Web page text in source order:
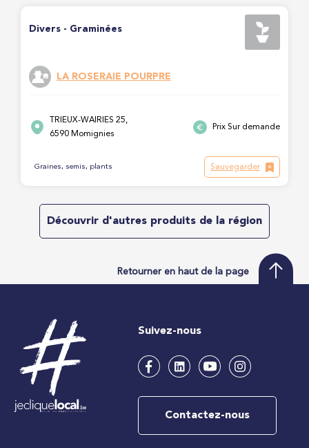
Divers - Graminées
LA ROSERAIE POURPRE
TRIEUX-WAIRIES 25,
6590 Momignies
Prix Sur demande
Graines, semis, plants Sauvegarder
Découvrir d'autres produits de la région
Retourner en haut de la page
Suivez-nous
Contactez-nous